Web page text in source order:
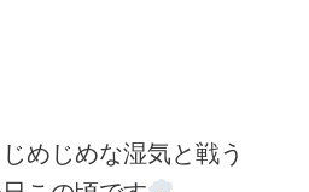
めじめな湿気と戦う